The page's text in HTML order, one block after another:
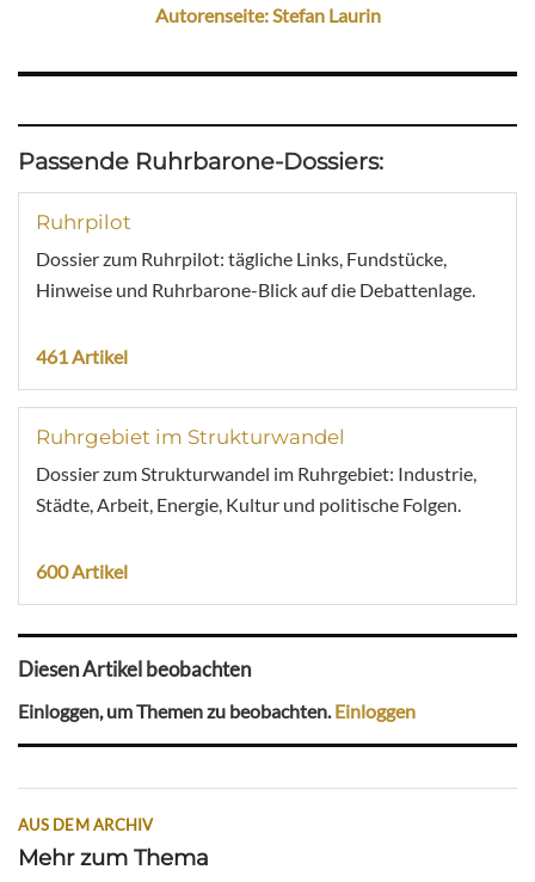
Autorenseite: Stefan Laurin
Passende Ruhrbarone-Dossiers:
Ruhrpilot
Dossier zum Ruhrpilot: tägliche Links, Fundstücke,
Hinweise und Ruhrbarone-Blick auf die Debattenlage.
461 Artikel
Ruhrgebiet im Strukturwandel
Dossier zum Strukturwandel im Ruhrgebiet: Industrie,
Städte, Arbeit, Energie, Kultur und politische Folgen.
600 Artikel
Diesen Artikel beobachten
Einloggen, um Themen zu beobachten.Einloggen
AUS DEM ARCHIV
Mehr zum Thema